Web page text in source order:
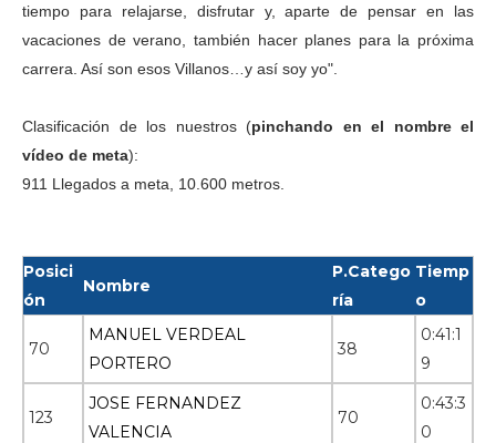
tiempo para relajarse, disfrutar y, aparte de pensar en las
vacaciones de verano, también hacer planes para la próxima
carrera. Así son esos Villanos…y así soy yo".
Clasificación de los nuestros (pinchando en el nombre el
vídeo de meta):
911 Llegados a meta, 10.600 metros.
Posici
ón
Nombre
P.Catego
ría
Tiemp
o
70
MANUEL VERDEAL
PORTERO
38
0:41:1
9
123
JOSE FERNANDEZ
VALENCIA
70
0:43:3
0